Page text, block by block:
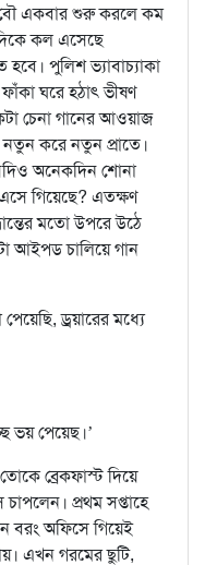
একবার শুরু করলে কম
কল এসেছে
পুলিশ ভ্যাবাচ্যাকা
ঘরে হঠাৎ ভীষণ
চেনা গানের আওয়াজ
করে নতুন প্রাতে।
অনেকদিন শোনা
গিয়েছে? এতক্ষণ
মতো উপরে উঠে
আইপড চালিয়ে গান
ড্রয়ারের মধ্যে
ভয় পেয়েছ।’
ব্রেকফাস্ট দিয়ে
প্রথম সপ্তাহে
বরং অফিসে গিয়েই
এখন গরমের ছুটি,